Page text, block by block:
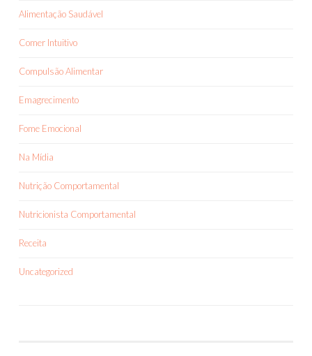
Alimentação Saudável
Comer Intuitivo
Compulsão Alimentar
Emagrecimento
Fome Emocional
Na Mídia
Nutrição Comportamental
Nutricionista Comportamental
Receita
Uncategorized